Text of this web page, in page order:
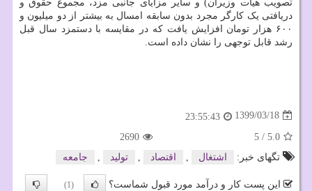
تصویب هیات وزیران) و سایر مزایای جانبی مزد، مجموع حقوق و
دریافتی یک کارگر مجرد بدون سابقه امسال به بیشتر از دو میلیون و
۶۰۰ هزار تومان افزایش یافت که در مقایسه با دستمزد سال قبل
رشد قابل توجهی را نشان داده است.
1399/03/18
23:55:43
5.0
/
5
2690
تگهای خبر:
اشتغال اقتصاد تولید جامعه
این پست کار و درآمد مورد قبول شماست؟
(1)